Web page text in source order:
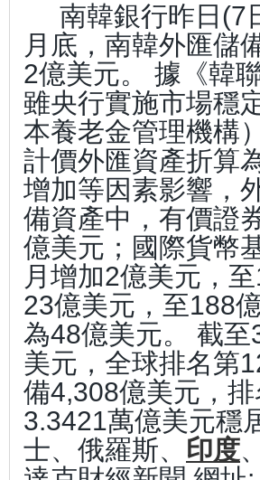
南韓銀行昨日(7
月底，南韓外匯儲
2億美元。 據《韓
雖央行實施市場穩
本養老金管理機構
計價外匯資產折算
增加等因素影響，
備資產中，有價證
億美元；國際貨幣
月增加2億美元，
23億美元，至188
為48億美元。 截
美元，全球排名第
備4,308億美元，
3.3421萬億美元穩
士、俄羅斯、 印度